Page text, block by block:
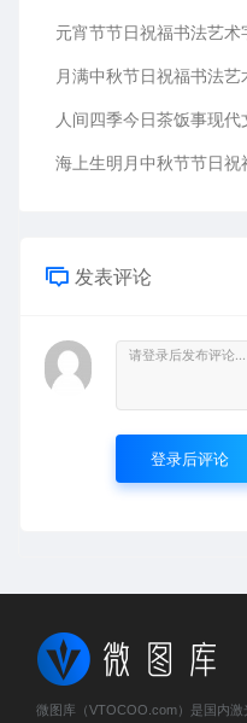
发表评论
登录后评论
微图库（VTOCOO.com）是国内